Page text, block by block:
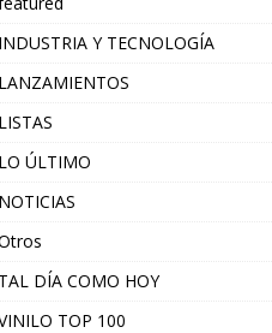
INDUSTRIA Y TECNOLOGÍA
LANZAMIENTOS
LISTAS
LO ÚLTIMO
NOTICIAS
TAL DÍA COMO HOY
TOP 100